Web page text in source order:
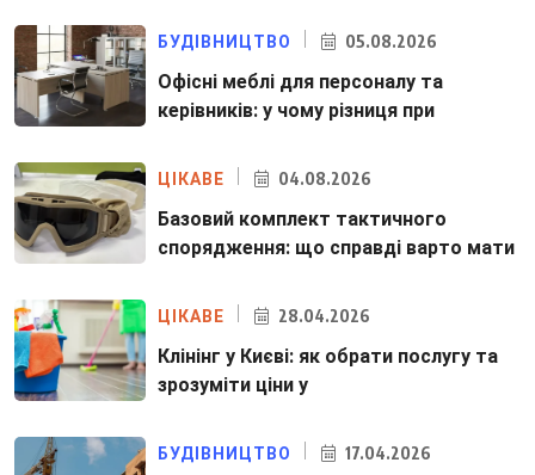
БУДІВНИЦТВО 05.08.2026
Офісні меблі для персоналу та
керівників: у чому різниця при
ЦІКАВЕ 04.08.2026
Базовий комплект тактичного
спорядження: що справді варто мати
ЦІКАВЕ 28.04.2026
Клінінг у Києві: як обрати послугу та
зрозуміти ціни у
БУДІВНИЦТВО 17.04.2026